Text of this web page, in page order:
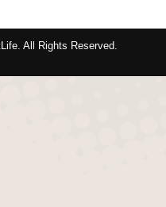
All Rights Reserved.